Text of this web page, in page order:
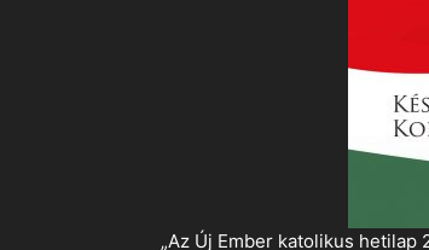
„Az Új Ember katolikus hetilap